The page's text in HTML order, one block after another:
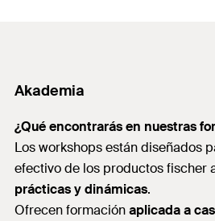
Akademia
¿Qué encontrarás en nuestras
Los workshops están diseñados
efectivo de los productos fischer
prácticas y dinámicas.
Ofrecen formaciónaplicada a